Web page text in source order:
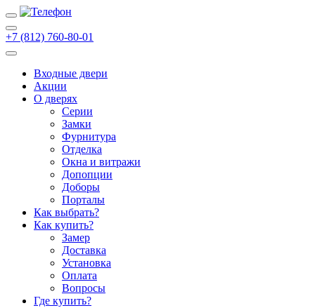
+7 (812) 760-80-01
Входные двери
Акции
О дверях
Cерии
Замки
Фурнитура
Отделка
Окна и витражи
Допопции
Доборы
Порталы
Как выбрать?
Как купить?
Замер
Доставка
Установка
Оплата
Вопросы
Где купить?